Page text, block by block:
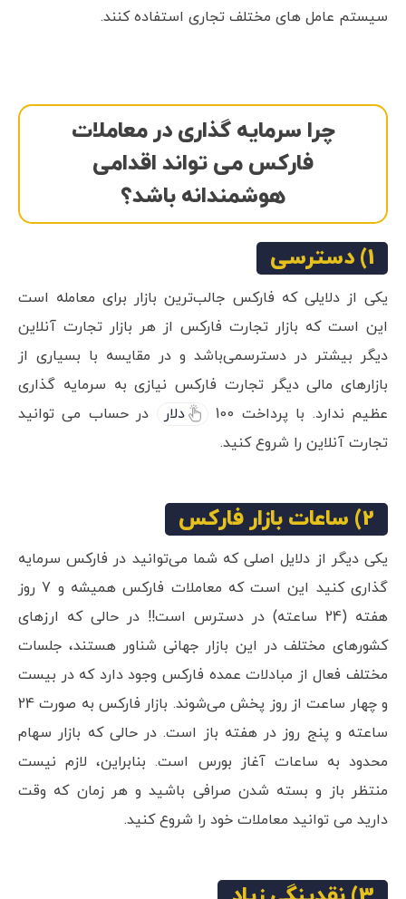
سیستم عامل های مختلف تجاری استفاده کنند.
چرا سرمایه گذاری در معاملات
فارکس می تواند اقدامی
هوشمندانه باشد؟
1) دسترسی
یکی از دلایلی که فارکس جالب‌ترین بازار برای معامله است
این است که بازار تجارت فارکس از هر بازار تجارت آنلاین
دیگر بیشتر در دسترسمی‌باشد و در مقایسه با بسیاری از
بازارهای مالی دیگر تجارت فارکس نیازی به سرمایه گذاری
عظیم ندارد. با پرداخت 100
دلار
در حساب می توانید
تجارت آنلاین را شروع کنید.
2) ساعات بازار فارکس
یکی دیگر از دلایل اصلی که شما می‌توانید در فارکس سرمایه
گذاری کنید این است که معاملات فارکس همیشه و 7 روز
هفته (24 ساعته) در دسترس است!! در حالی که ارزهای
کشورهای مختلف در این بازار جهانی شناور هستند، جلسات
مختلف فعال از مبادلات عمده فارکس وجود دارد که در بیست
و چهار ساعت از روز پخش می‌شوند. بازار فارکس به صورت 24
ساعته و پنج روز در هفته باز است. در حالی که بازار سهام
محدود به ساعات آغاز بورس است. بنابراین، لازم نیست
منتظر باز و بسته شدن صرافی باشید و هر زمان که وقت
دارید می توانید معاملات خود را شروع کنید.